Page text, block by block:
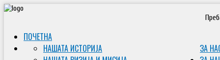
ПОЧЕТНА
ЗА
НАШАТА ИСТОРИЈА